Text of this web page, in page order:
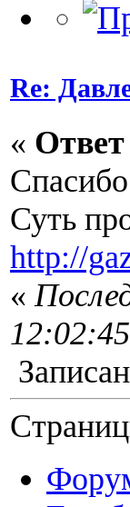
Re:
« Ответ
Суть
http://
«
Записан